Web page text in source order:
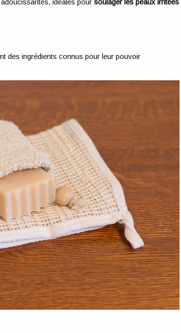
idéales poursoulager les peaux irritées
des ingrédients connus pour leur pouvoir